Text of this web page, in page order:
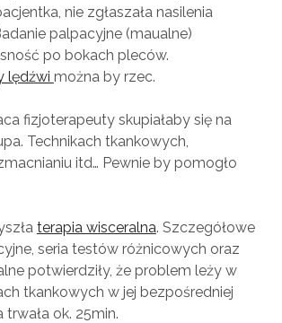
nie zgłaszała nasilenia
palpacyjne (maualne)
po bokach pleców.
lędźwi można by rzec.
fizjoterapeuty skupiałaby się na
Technikach tkankowych,
itd… Pewnie by pomogło
terapia wisceralna. Szczegółowe
seria testów różnicowych oraz
potwierdziły, że problem leży w
tkankowych w jej bezpośredniej
trwała ok. 25min.